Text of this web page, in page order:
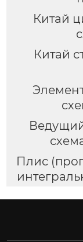
Китай
Китай
Плис